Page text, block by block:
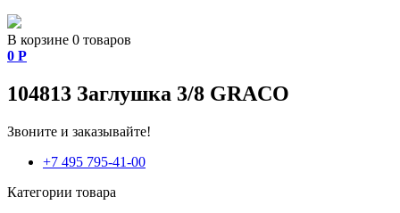
В корзине 0 товаров
0 Р
104813 Заглушка 3/8 GRACO
Звоните и заказывайте!
+7 495 795-41-00
Категории товара